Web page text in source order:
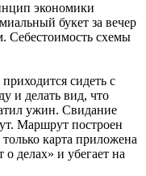
экономики
букет за вечер
Себестоимость схемы
сидеть с
и делать вид, что
ужин. Свидание
Маршрут построен
карта приложена
делах» и убегает на